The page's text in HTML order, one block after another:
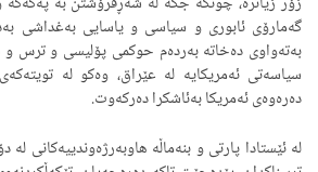
گەمارۆی ئابوری و سیاسی و یاسایی بەغداشی
بەتەواوی دەخاتە بەردەم حوکمی پۆلیسی و ترس
سیاسەتی ئەمریکایە لە عێراق، وەکو لە
دەرەوەی ئەمریکا بەئاشکرا دەرکەوت.
لە ئێستادا پارتی و بنەماڵە هاوبەرژەوندییەکانی